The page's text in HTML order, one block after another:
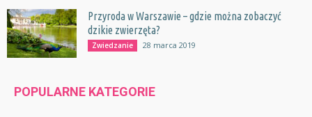
Przyroda w Warszawie – gdzie można zobaczyć
dzikie zwierzęta?
Zwiedzanie 28 marca 2019
POPULARNE KATEGORIE